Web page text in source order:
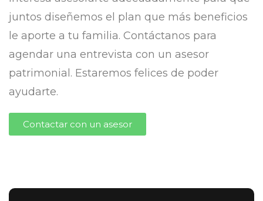
juntos diseñemos el plan que más beneficios
le aporte a tu familia. Contáctanos para
agendar una entrevista con un asesor
patrimonial. Estaremos felices de poder
ayudarte.
Contactar con un asesor